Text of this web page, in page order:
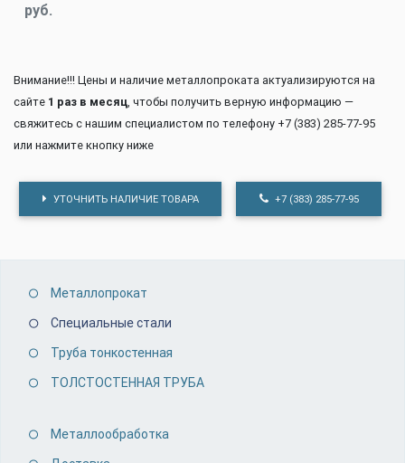
руб.
Внимание!!! Цены и наличие металлопроката актуализируются на
сайте 1 раз в месяц, чтобы получить верную информацию —
свяжитесь с нашим специалистом по телефону +7 (383) 285-77-95
или нажмите кнопку ниже
УТОЧНИТЬ НАЛИЧИЕ ТОВАРА +7 (383) 285-77-95
Металлопрокат
Специальные стали
Труба тонкостенная
ТОЛСТОСТЕННАЯ ТРУБА
Металлообработка